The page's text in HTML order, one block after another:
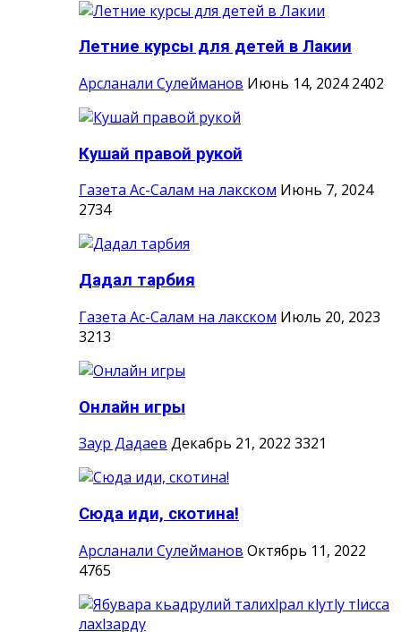
Летние курсы для детей в Лакии
Арсланали Сулейманов Июнь 14, 2024 2402
Кушай правой рукой
Газета Ас-Салам на лакском Июнь 7, 2024
2734
Дадал тарбия
Газета Ас-Салам на лакском Июль 20, 2023
3213
Онлайн игры
Заур Дадаев Декабрь 21, 2022 3321
Сюда иди, скотина!
Арсланали Сулейманов Октябрь 11, 2022
4765